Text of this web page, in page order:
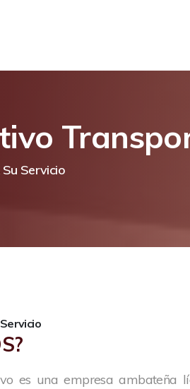
Servicio
es una empresa ambateña